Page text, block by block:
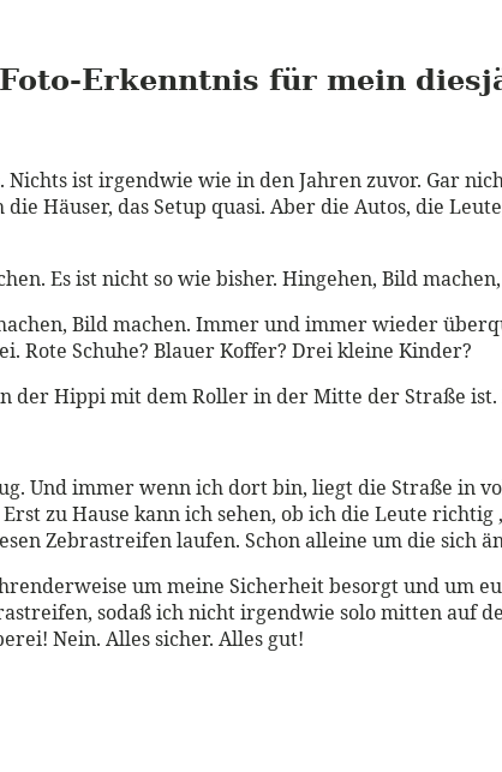
Erkenntnis für mein
ist irgendwie wie in den Jahren zuvor. Gar
Häuser, das Setup quasi. Aber die Autos, die
Es ist nicht so wie bisher. Hingehen, Bild
Bild machen. Immer und immer wieder
Rote Schuhe? Blauer Koffer? Drei kleine Kinder?
der Hippi mit dem Roller in der Mitte der Straße ist.
Und immer wenn ich dort bin, liegt die Straße in
zu Hause kann ich sehen, ob ich die Leute
Zebrastreifen laufen. Schon alleine um die sich
um meine Sicherheit besorgt und um
sodaß ich nicht irgendwie solo mitten auf
Nein. Alles sicher. Alles gut!